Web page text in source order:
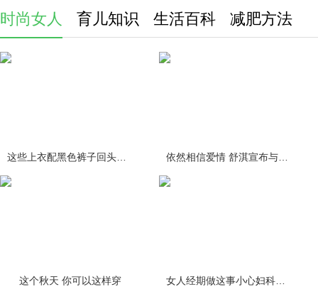
时尚女人 育儿知识 生活百科 减肥方法
这个秋天 你可以这样穿